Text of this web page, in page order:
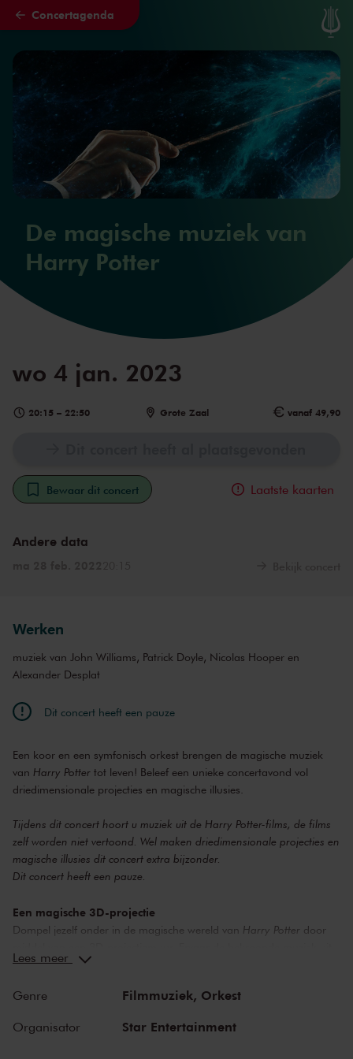
Naar hoofdcontent
Concertagenda
De magische muziek van
Harry Potter
wo 4 jan. 2023
20:15 – 22:50 Grote Zaal vanaf 49,90
Bewaar dit concert Laatste kaarten
Andere data
Werken
muziek van John Williams, Patrick Doyle, Nicolas Hooper en
Alexander Desplat
Dit concert heeft een pauze
Een koor en een symfonisch orkest brengen de magische muziek
van Harry Potter tot leven! Beleef een unieke concertavond vol
driedimensionale projecties en magische illusies.
Tijdens dit concert hoort u muziek uit de Harry Potter-films, de films
zelf worden niet vertoond. Wel maken driedimensionale projecties en
magische illusies dit concert extra bijzonder.
Dit concert heeft een pauze.
Een magische 3D-projectie
Dompel jezelf onder in de magische wereld van Harry Potter door
alle acht films met een symfonieorkest en koor. Een speciaal voor dit
schermen achter het orkest en koor. Deze projectie weerspiegelt de
elementen uit alle acht films begeleidt ze je door het muzikale
Lees meer
Genre Filmmuziek, Orkest
Organisator Star Entertainment